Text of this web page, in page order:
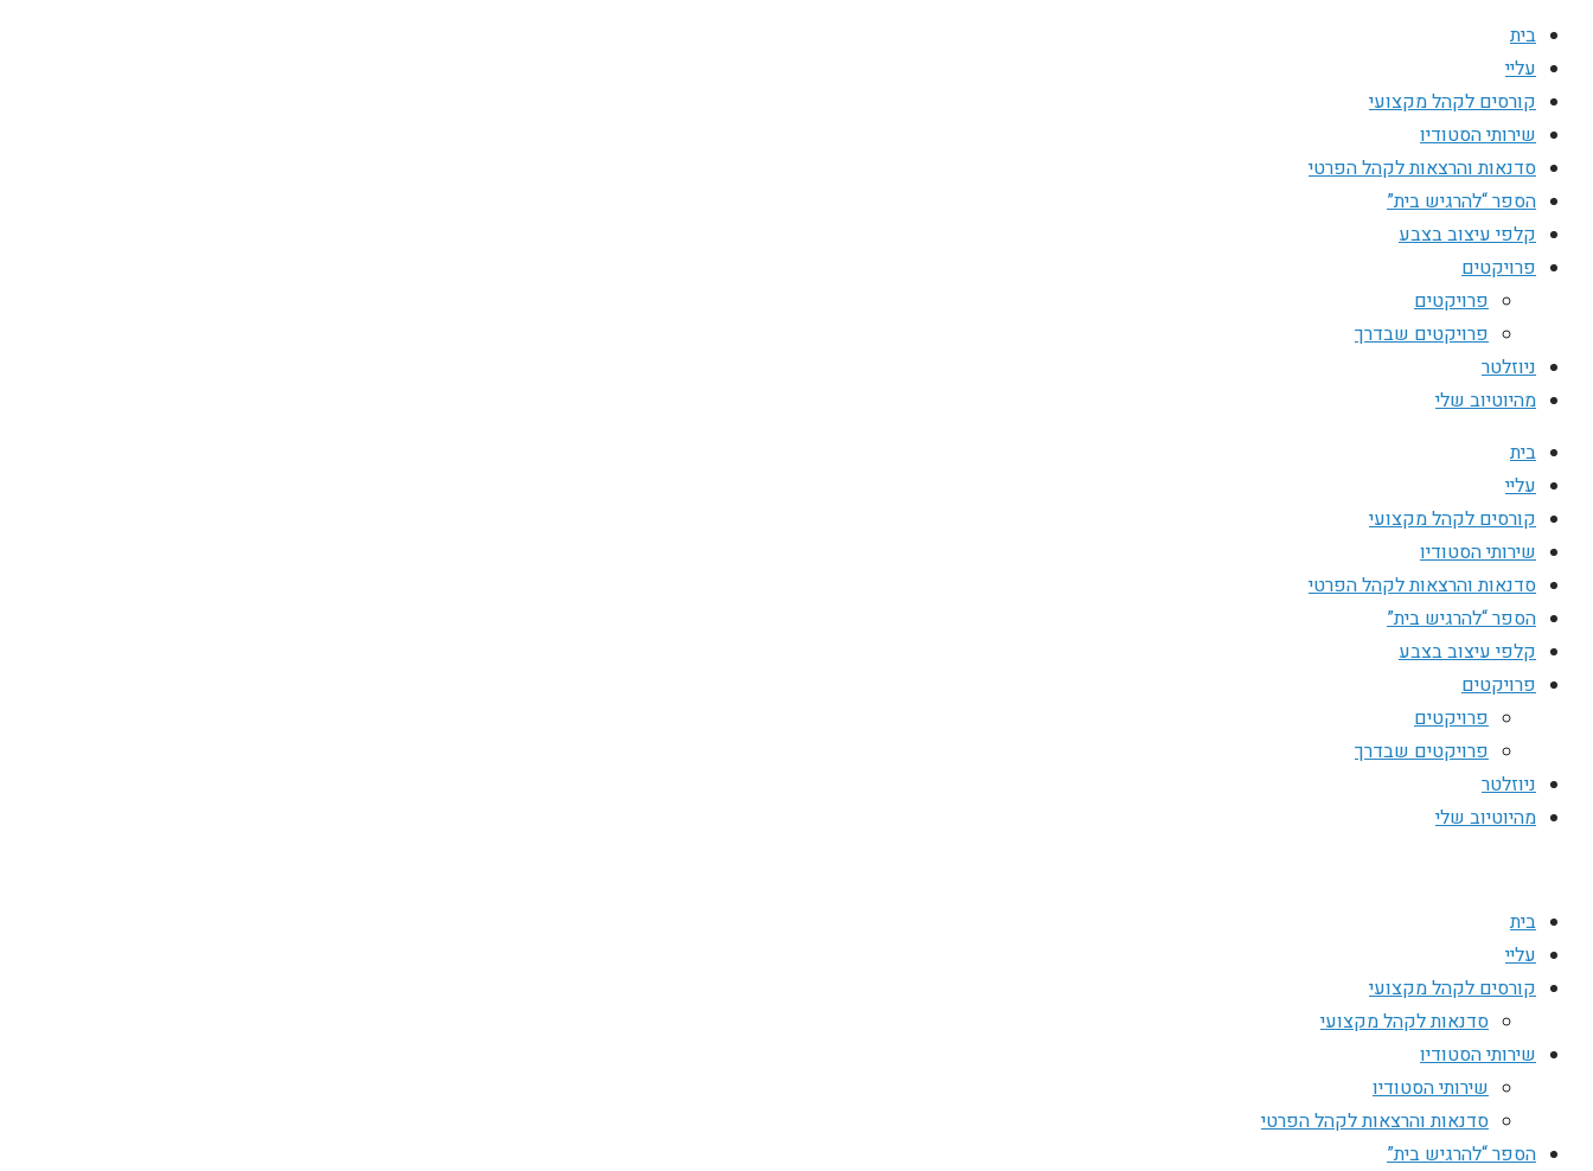
בית
עליי
קורסים לקהל מקצועי
שירותי הסטודיו
סדנאות והרצאות לקהל הפרטי
הספר “להרגיש בית”
קלפי עיצוב בצבע
פרויקטים
פרויקטים
פרויקטים שבדרך
ניוזלטר
מהיוטיוב שלי
בית
עליי
קורסים לקהל מקצועי
שירותי הסטודיו
סדנאות והרצאות לקהל הפרטי
הספר “להרגיש בית”
קלפי עיצוב בצבע
פרויקטים
פרויקטים
פרויקטים שבדרך
ניוזלטר
מהיוטיוב שלי
בית
עליי
קורסים לקהל מקצועי
סדנאות לקהל מקצועי
שירותי הסטודיו
שירותי הסטודיו
סדנאות והרצאות לקהל הפרטי
הספר “להרגיש בית”